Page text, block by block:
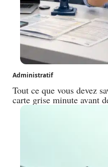
Administratif
Tout ce que vous devez
carte grise minute avant